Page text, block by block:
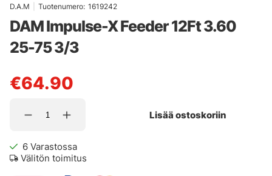
D.A.M Tuotenumero: 1619242
DAM Impulse-X Feeder 12Ft 3.60
25-75 3/3
€64.90
Lisää ostoskoriin
6 Varastossa
Välitön toimitus